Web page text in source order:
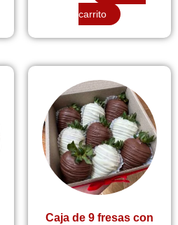
carrito
Caja de 9 fresas con